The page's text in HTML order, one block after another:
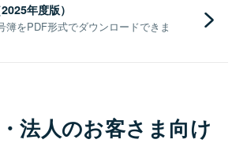
年度版）
簿をPDF形式でダウンロードできま
法人のお客さま向け